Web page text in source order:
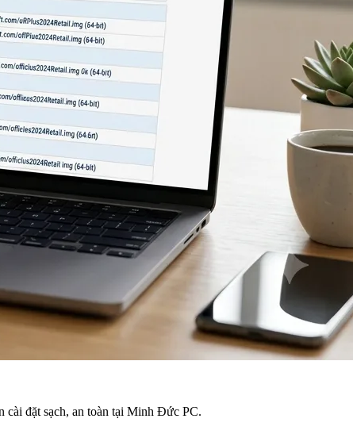
đặt sạch, an toàn tại Minh Đức PC.